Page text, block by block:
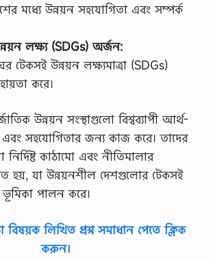
মধ্যে উন্নয়ন সহযোগিতা এবং সম্পর্ক
লক্ষ্য (SDGs) অর্জন:
টেকসই উন্নয়ন লক্ষ্যমাত্রা (SDGs)
করে।
উন্নয়ন সংস্থাগুলো বিশ্বব্যাপী আর্থ-
সহযোগিতার জন্য কাজ করে। তাদের
নির্দিষ্ট কাঠামো এবং নীতিমালার
হয়, যা উন্নয়নশীল দেশগুলোর টেকসই
ভূমিকা পালন করে।
বিষয়ক লিখিত প্রশ্ন সমাধান পেতে ক্লিক
করুন।